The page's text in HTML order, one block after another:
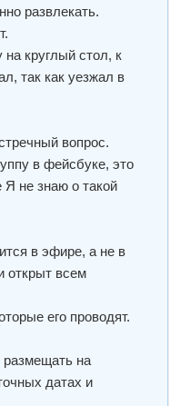
развлекать.
круглый стол, к
так как уезжал в
вопрос.
в фейсбуке, это
Я не знаю о такой
вэфире, а не в
открыт всем
его проводят.
на
датах и